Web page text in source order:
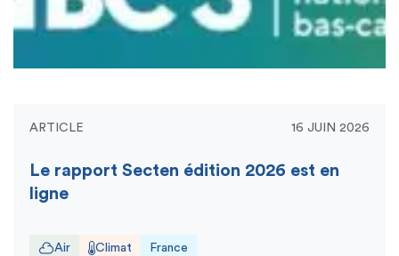
ARTICLE 16 JUIN 2026
Le rapport Secten édition 2026 est en
ligne
Air Climat France